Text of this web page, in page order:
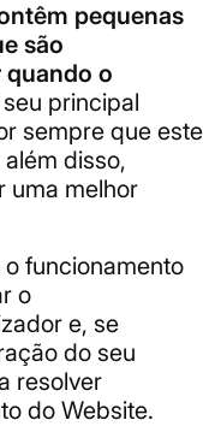
pequenas
são
quando o
seu principal
sempre que este
disso,
uma melhor
funcionamento
o
e, se
do seu
resolver
do Website.